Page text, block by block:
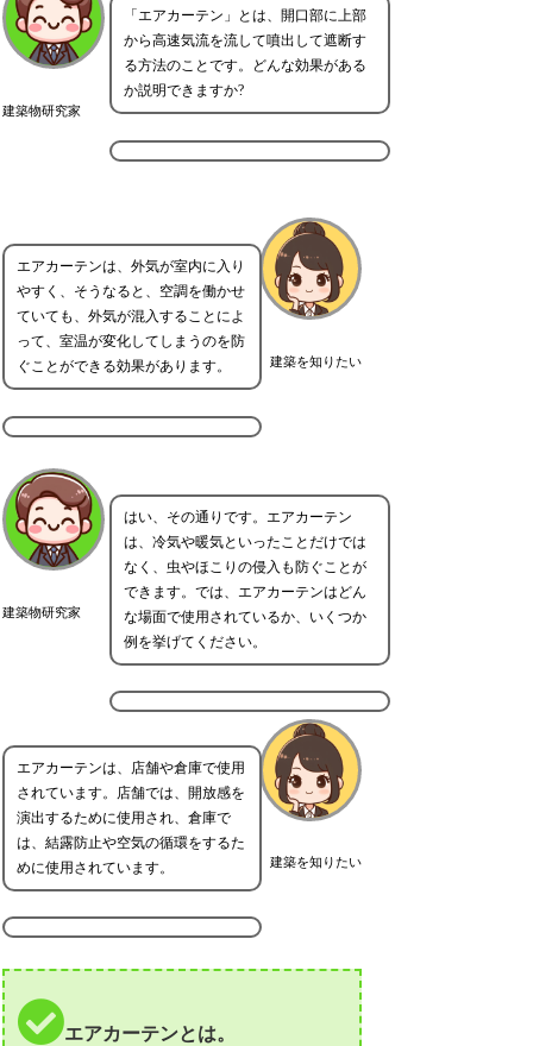
建築物研究家
「エアカーテン」とは、開口部に上部
から高速気流を流して噴出して遮断す
る方法のことです。どんな効果がある
か説明できますか?
建築を知りたい
エアカーテンは、外気が室内に入り
やすく、そうなると、空調を働かせ
ていても、外気が混入することによ
って、室温が変化してしまうのを防
ぐことができる効果があります。
建築物研究家
はい、その通りです。エアカーテン
は、冷気や暖気といったことだけでは
なく、虫やほこりの侵入も防ぐことが
できます。では、エアカーテンはどん
な場面で使用されているか、いくつか
例を挙げてください。
建築を知りたい
エアカーテンは、店舗や倉庫で使用
されています。店舗では、開放感を
演出するために使用され、倉庫で
は、結露防止や空気の循環をするた
めに使用されています。
エアカーテンとは。